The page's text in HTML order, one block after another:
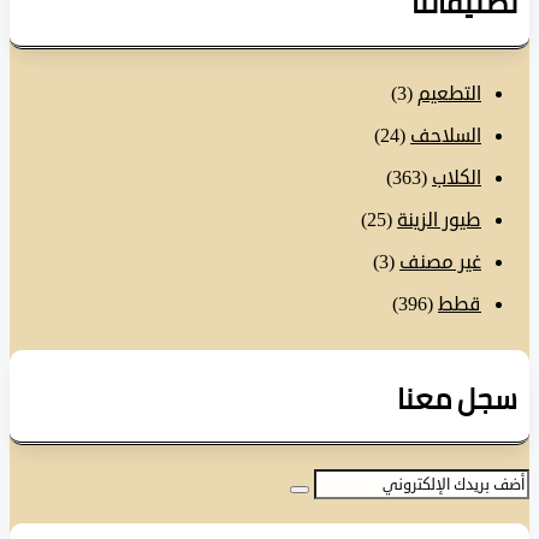
التطعيم(3)
السلاحف(24)
الكلاب(363)
طيور الزينة (25)
غير مصنف(3)
قطط
(396)
معنا